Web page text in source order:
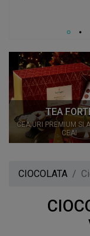
EDOUARD
FOIE
CIOCOLATA